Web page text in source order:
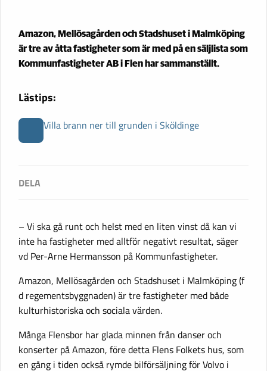
Amazon, Mellösagården och Stadshuset i Malmköping
är tre av åtta fastigheter som är med på en säljlista som
Kommunfastigheter AB i Flen har sammanställt.
Lästips:
Villa brann ner till grunden i Sköldinge
– Vi ska gå runt och helst med en liten vinst då kan vi
inte ha fastigheter med alltför negativt resultat, säger
vd Per-Arne Hermansson på Kommunfastigheter.
Amazon, Mellösagården och Stadshuset i Malmköping (f
d regementsbyggnaden) är tre fastigheter med både
kulturhistoriska och sociala värden.
Många Flensbor har glada minnen från danser och
konserter på Amazon, före detta Flens Folkets hus, som
en gång i tiden också rymde bilförsäljning för Volvo i